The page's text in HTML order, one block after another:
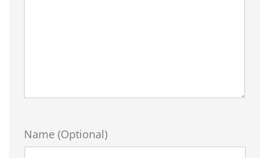
Name (Optional)